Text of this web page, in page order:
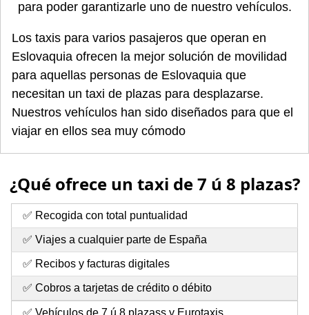
para poder garantizarle uno de nuestro vehículos.
Los taxis para varios pasajeros que operan en
Eslovaquia ofrecen la mejor solución de movilidad
para aquellas personas de Eslovaquia que
necesitan un taxi de plazas para desplazarse.
Nuestros vehículos han sido diseñados para que el
viajar en ellos sea muy cómodo
¿Qué ofrece un taxi de 7 ú 8 plazas?
✅ Recogida con total puntualidad
✅ Viajes a cualquier parte de España
✅ Recibos y facturas digitales
✅ Cobros a tarjetas de crédito o débito